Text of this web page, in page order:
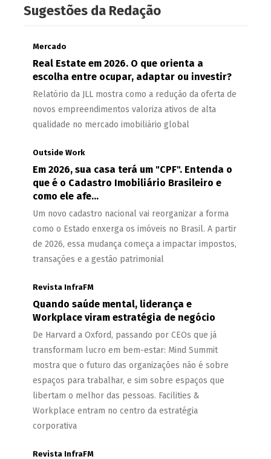
Sugestões da Redação
Mercado
Real Estate em 2026. O que orienta a
escolha entre ocupar, adaptar ou investir?
Relatório da JLL mostra como a redução da oferta de
novos empreendimentos valoriza ativos de alta
qualidade no mercado imobiliário global
Outside Work
Em 2026, sua casa terá um "CPF". Entenda o
que é o Cadastro Imobiliário Brasileiro e
como ele afe...
Um novo cadastro nacional vai reorganizar a forma
como o Estado enxerga os imóveis no Brasil. A partir
de 2026, essa mudança começa a impactar impostos,
transações e a gestão patrimonial
Revista InfraFM
Quando saúde mental, liderança e
Workplace viram estratégia de negócio
De Harvard a Oxford, passando por CEOs que já
transformam lucro em bem-estar: Mind Summit
mostra que o futuro das organizações não é sobre
espaços para trabalhar, e sim sobre espaços que
libertam o melhor das pessoas. Facilities &
Workplace entram no centro da estratégia
corporativa
Revista InfraFM